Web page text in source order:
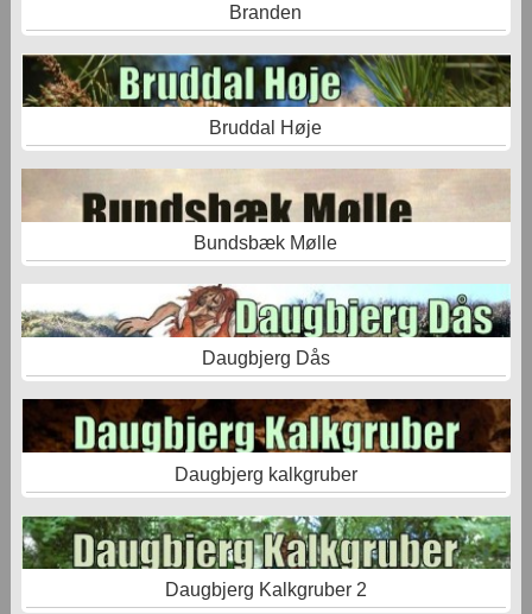
Branden
Bruddal Høje
Bundsbæk Mølle
Daugbjerg Dås
Daugbjerg kalkgruber
Daugbjerg Kalkgruber 2